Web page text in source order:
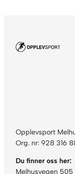
Opplevsport
Org. nr: 928 316
Du finner oss her:
Melhusvegen 505